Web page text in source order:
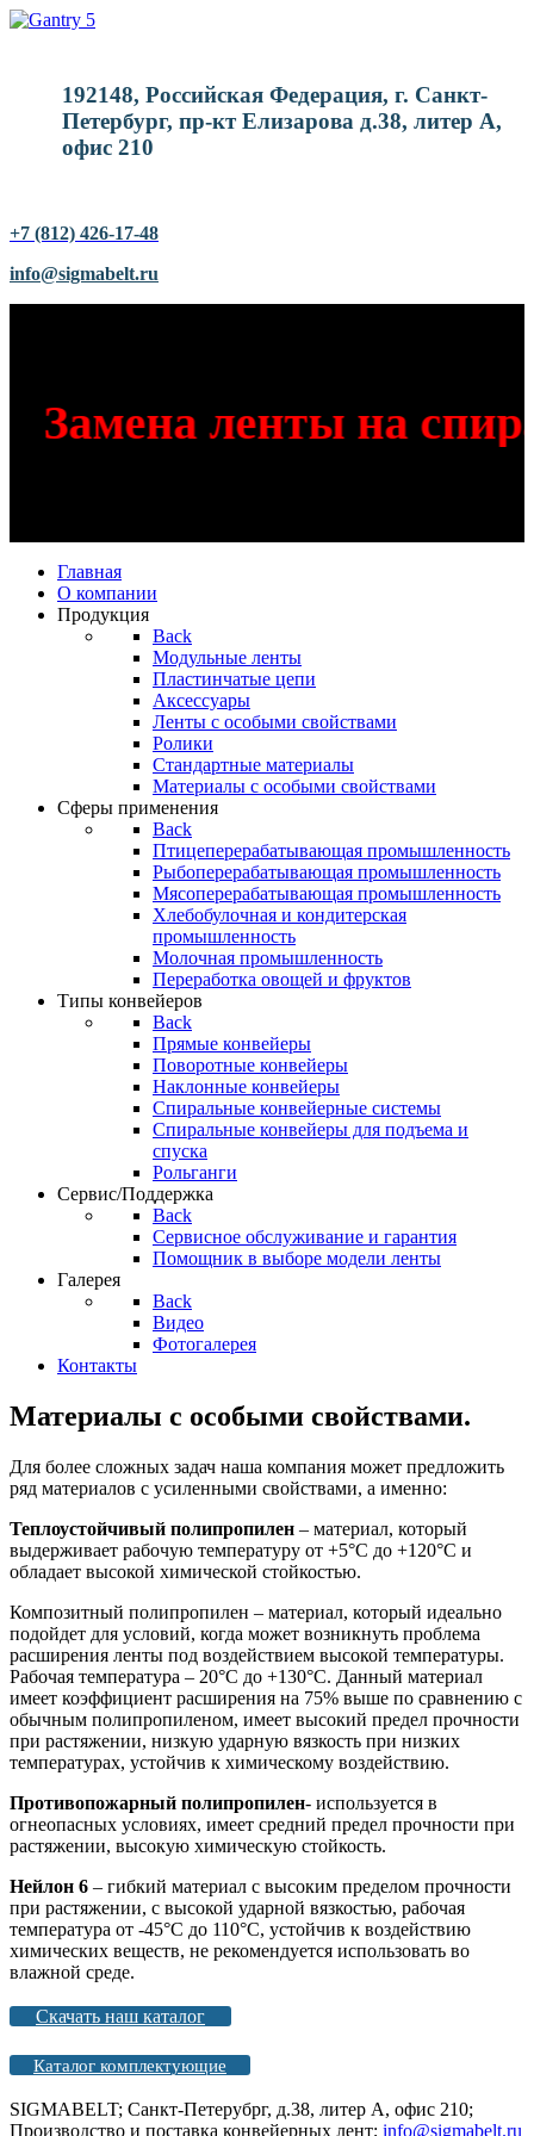
192148, Российская Федерация, г. Санкт-
Петербург, пр-кт Елизарова д.38, литер А,
офис 210
+7 (812) 426-17-48
info@sigmabelt.ru
Замена ленты на
Главная
О компании
Продукция
Back
Модульные ленты
Пластинчатые цепи
Аксессуары
Ленты с особыми свойствами
Ролики
Стандартные материалы
Материалы с особыми свойствами
Сферы применения
Back
Птицеперерабатывающая промышленность
Рыбоперерабатывающая промышленность
Мясоперерабатывающая промышленность
Хлебобулочная и кондитерская
промышленность
Молочная промышленность
Переработка овощей и фруктов
Типы конвейеров
Back
Прямые конвейеры
Поворотные конвейеры
Наклонные конвейеры
Спиральные конвейерные системы
Спиральные конвейеры для подъема и
спуска
Рольганги
Сервис/Поддержка
Back
Сервисное обслуживание и гарантия
Помощник в выборе модели ленты
Галерея
Back
Видео
Фотогалерея
Контакты
Материалы с особыми свойствами.
Для более сложных задач наша компания может предложить
ряд материалов с усиленными свойствами, а именно:
Теплоустойчивый полипропилен – материал, который
выдерживает рабочую температуру от +5°С до +120°С и
обладает высокой химической стойкостью.
Композитный полипропилен – материал, который идеально
подойдет для условий, когда может возникнуть проблема
расширения ленты под воздействием высокой температуры.
Рабочая температура – 20°С до +130°С. Данный материал
имеет коэффициент расширения на 75% выше по сравнению с
обычным полипропиленом, имеет высокий предел прочности
при растяжении, низкую ударную вязкость при низких
температурах, устойчив к химическому воздействию.
Противопожарный полипропилен- используется в
огнеопасных условиях, имеет средний предел прочности при
растяжении, высокую химическую стойкость.
Нейлон 6 – гибкий материал с высоким пределом прочности
при растяжении, с высокой ударной вязкостью, рабочая
температура от -45°С до 110°С, устойчив к воздействию
химических веществ, не рекомендуется использовать во
влажной среде.
Скачать наш каталог
Каталог комплектующие
SIGMABELT; Санкт-Петерубрг, д.38, литер А, офис 210;
Производство и поставка конвейерных лент; info@sigmabelt.ru